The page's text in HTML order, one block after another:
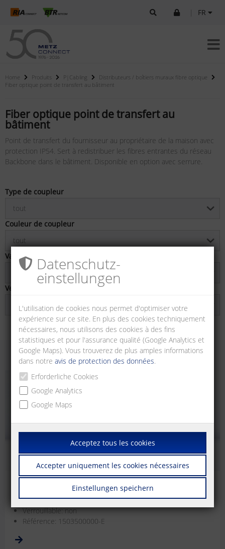
FR
Home Produits P|Cabling
Distributeurs / boîtiers muraux fibre optique
Fiber optique point de transfert au bâtiment
Fiber optique point de transfert au
bâtiment
Point de transfert du fournisseur au propriétaire de la maison avec
protection IP54. Sert à redistribuer les fibres entrantes du réseau
Backbone dans le bâtiment. Disponible en option avec serrure.
Type de coupleur
tout
Couleur de coupleur
tout
Variante d'équipement
tout
Verrouillable
tout
OpDAT HP, non équipé
Variante d'équipement: non équipé
Verrouillable: non
Référence: 1503500000-E
Datenschutz­
einstellungen
L'utilisation de cookies nous permet d'optimiser votre
expérience sur ce site. En plus des cookies techniquement
nécessaires, nous utilisons des cookies à des fins
statistiques et pour l'assurance qualité (Google Analytics et
Google Maps). Vous trouverez de plus amples informations
dans notreavis de protection des données.
Erforderliche Cookies
Google Analytics
Google Maps
Acceptez tous les cookies
Accepter uniquement les cookies nécessaires
Einstellungen speichern